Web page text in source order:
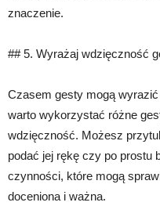
znaczenie.
## 5. Wyrażaj wdzięczność
Czasem gesty mogą
warto wykorzystać różne
wdzięczność. Możesz
podać jej rękę czy po prostu
czynności, które mogą
doceniona i ważna.